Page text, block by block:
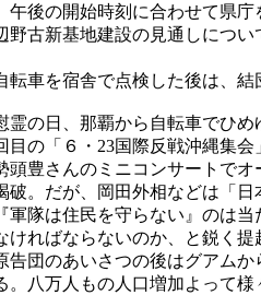
後の開始時刻に合わせて県庁
野古新基地建設の見通しにつ
車を宿舎で点検した後は、結
の日、那覇から自転車でひめ
目の「６・23国際反戦沖縄集会
豊さんのミニコンサートでオ
破。だが、岡田外相などは「
軍隊は住民を守らない』のは
ければならないのか、と鋭く提
団のあいさつの後はグアムか
。八万人もの人口増加よって